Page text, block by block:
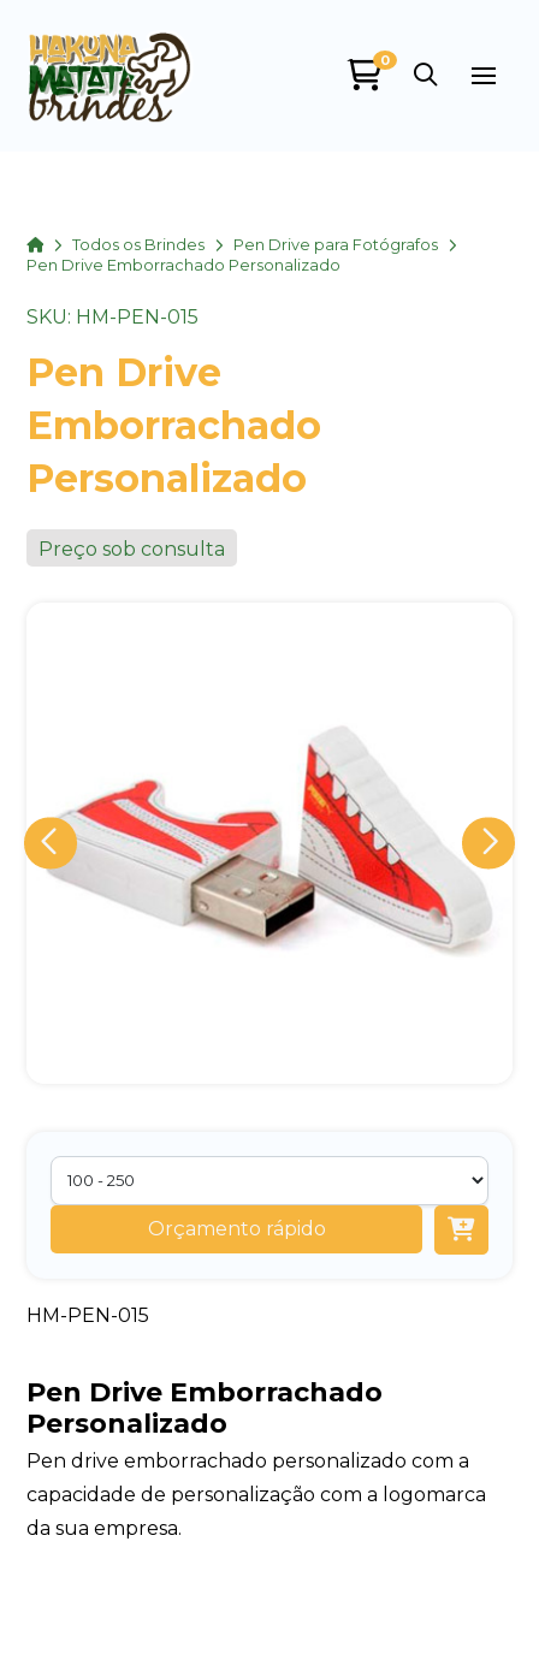
0
HomeTodos os Brindes
Pen Drive para Fotógrafos
Pen Drive Emborrachado Personalizado
SKU: HM-PEN-015
Pen Drive
Emborrachado
Personalizado
Preço sob consulta
Orçamento rápido
HM-PEN-015
Pen Drive Emborrachado
Personalizado
Pen drive emborrachado personalizado com a
capacidade de personalização com a logomarca
da sua empresa.